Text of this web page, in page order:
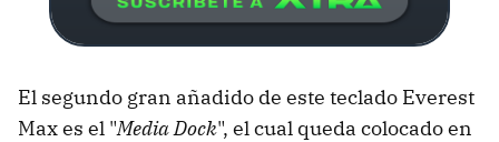
El segundo gran añadido de este teclado Everest
Max es el "Media Dock", el cual queda colocado en